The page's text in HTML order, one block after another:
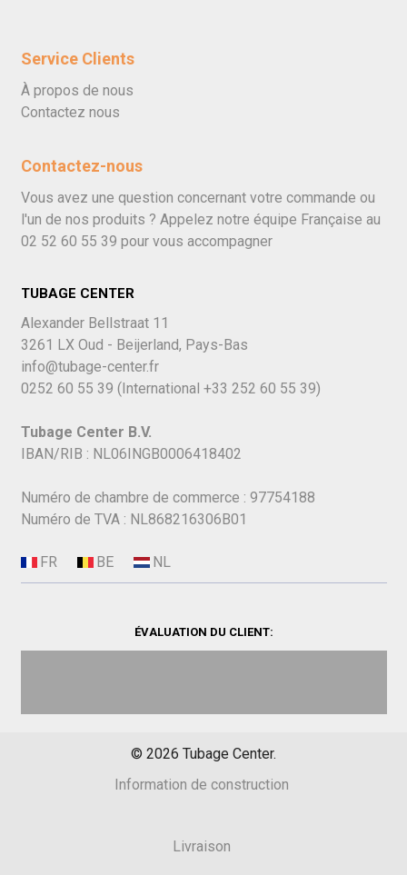
Service Clients
À propos de nous
Contactez nous
Contactez-nous
Vous avez une question concernant votre commande ou
l'un de nos produits ? Appelez notre équipe Française au
02 52 60 55 39 pour vous accompagner
TUBAGE CENTER
Alexander Bellstraat 11
3261 LX Oud - Beijerland, Pays-Bas
info@tubage-center.fr
0252 60 55 39 (International +33 252 60 55 39)
Tubage Center B.V.
IBAN/RIB : NL06INGB0006418402
Numéro de chambre de commerce : 97754188
Numéro de TVA : NL868216306B01
ÉVALUATION DU CLIENT:
© 2026 Tubage Center.
Information de construction
Livraison